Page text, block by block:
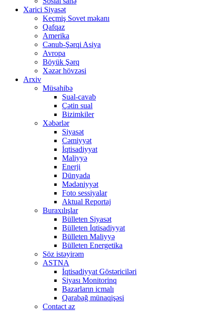
Xarici Siyasət
Keçmiş Sovet məkanı
Qafqaz
Amerika
Cənub-Şərqi Asiya
Avropa
Böyük Şərq
Xəzər hövzəsi
Arxiv
Müsahibə
Sual-cavab
Çətin sual
Bizimkiler
Xəbərlər
Siyasət
Cəmiyyət
İqtisadiyyat
Maliyyə
Enerji
Dünyada
Mədəniyyət
Foto sessiyalar
Aktual Reportaj
Buraxılışlar
Bülleten Siyasət
Bülleten İqtisadiyyat
Bülleten Maliyyə
Bülleten Energetika
Söz istəyirəm
ASTNA
İqtisadiyyat Göstəriciləri
Siyası Monitorinq
Bazarların icmalı
Qarabağ münaqişəsi
Contact az